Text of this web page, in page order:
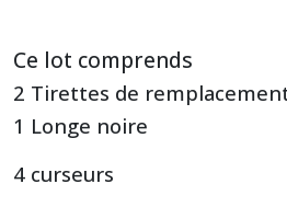
Ce lot comprends
2 Tirettes de
1 Longe noire
4 curseurs